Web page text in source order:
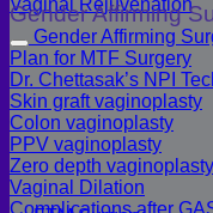
Vaginal Rejuvenation
Gender Affirming
Gender Affirming
Plan for MTF Surgery
Dr. Chettasak’s NPI
Skin graft vaginoplasty
Colon vaginoplasty
PPV vaginoplasty
Zero depth vaginoplasty
Vaginal Dilation
Complications after